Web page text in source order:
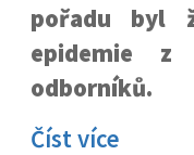
pořadu byl
epidemie z
odborníků.
Číst více